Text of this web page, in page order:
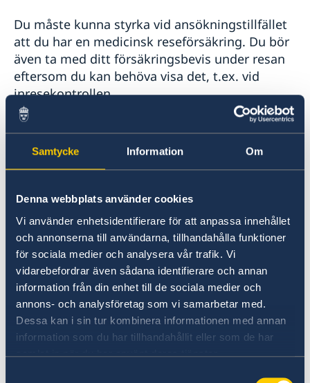
Samtycke Information Om
Denna webbplats använder cookies
Vi använder enhetsidentifierare för att anpassa innehållet
och annonserna till användarna, tillhandahålla funktioner
för sociala medier och analysera vår trafik. Vi
vidarebefordrar även sådana identifierare och annan
information från din enhet till de sociala medier och
annons- och analysföretag som vi samarbetar med.
Dessa kan i sin tur kombinera informationen med annan
information som du har tillhandahållit eller som de har
samlat in när du har använt deras tjänster.
Du måste kunna styrka vid ansökningstillfället
att du har en medicinsk reseförsäkring. Du bör
även ta med ditt försäkringsbevis under resan
eftersom du kan behöva visa det, t.ex. vid
inresekontrollen.
För att se en lista över godkända medicinska
reseförsäkringsföretag, klicka
Undantag
Vissa yrkesgrupper kan undantas från kravet på
att teckna en försäkring mot bakgrund av att
de redan har en motsvarande försäkring i sitt
arbete.
Undantagen från kravet på medicinsk
försäkring är även den som:
har ett diplomatpass